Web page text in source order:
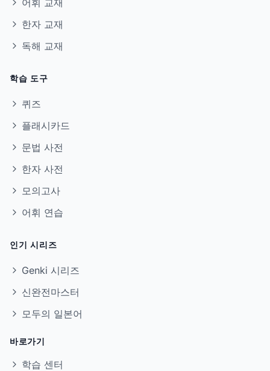
어휘 교재
한자 교재
독해 교재
학습 도구
퀴즈
플래시카드
문법 사전
한자 사전
모의고사
어휘 연습
인기 시리즈
Genki 시리즈
신완전마스터
모두의 일본어
바로가기
학습 센터